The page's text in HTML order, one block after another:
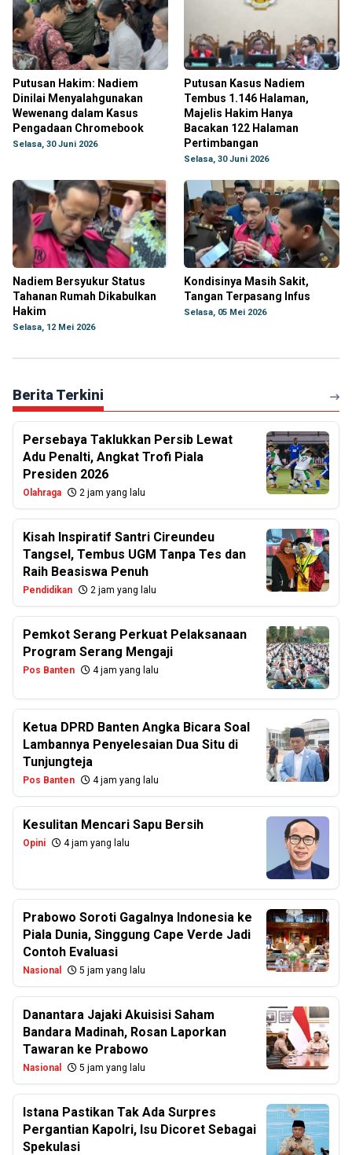
Putusan Hakim: Nadiem
Dinilai Menyalahgunakan
Wewenang dalam Kasus
Pengadaan Chromebook
Selasa, 30 Juni 2026
Putusan Kasus Nadiem
Tembus 1.146 Halaman,
Majelis Hakim Hanya
Bacakan 122 Halaman
Pertimbangan
Selasa, 30 Juni 2026
Nadiem Bersyukur Status
Tahanan Rumah Dikabulkan
Hakim
Selasa, 12 Mei 2026
Kondisinya Masih Sakit,
Tangan Terpasang Infus
Selasa, 05 Mei 2026
Berita Terkini
Persebaya Taklukkan Persib Lewat
Adu Penalti, Angkat Trofi Piala
Presiden 2026
Olahraga 2 jam yang lalu
Kisah Inspiratif Santri Cireundeu
Tangsel, Tembus UGM Tanpa Tes dan
Raih Beasiswa Penuh
Pendidikan 2 jam yang lalu
Pemkot Serang Perkuat Pelaksanaan
Program Serang Mengaji
Pos Banten 4 jam yang lalu
Ketua DPRD Banten Angka Bicara Soal
Lambannya Penyelesaian Dua Situ di
Tunjungteja
Pos Banten 4 jam yang lalu
Kesulitan Mencari Sapu Bersih
Opini 4 jam yang lalu
Prabowo Soroti Gagalnya Indonesia ke
Piala Dunia, Singgung Cape Verde Jadi
Contoh Evaluasi
Nasional 5 jam yang lalu
Danantara Jajaki Akuisisi Saham
Bandara Madinah, Rosan Laporkan
Tawaran ke Prabowo
Nasional 5 jam yang lalu
Istana Pastikan Tak Ada Surpres
Pergantian Kapolri, Isu Dicoret Sebagai
Spekulasi